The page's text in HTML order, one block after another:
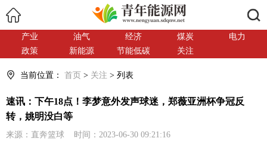
产业 油气 经济 煤炭
电力
政策
新能源 节能低碳 关注
当前位置： 首页 > 关注 > 列表
速讯：下午18点！李梦意外发声球迷，郑薇亚洲杯争冠反
转，姚明没白等
来源：直奔篮球 时间：2023-06-30 09:21:16